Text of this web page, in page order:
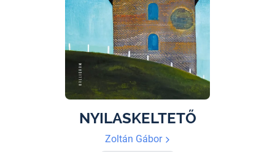
NYILASKELTETŐ
Zoltán Gábor